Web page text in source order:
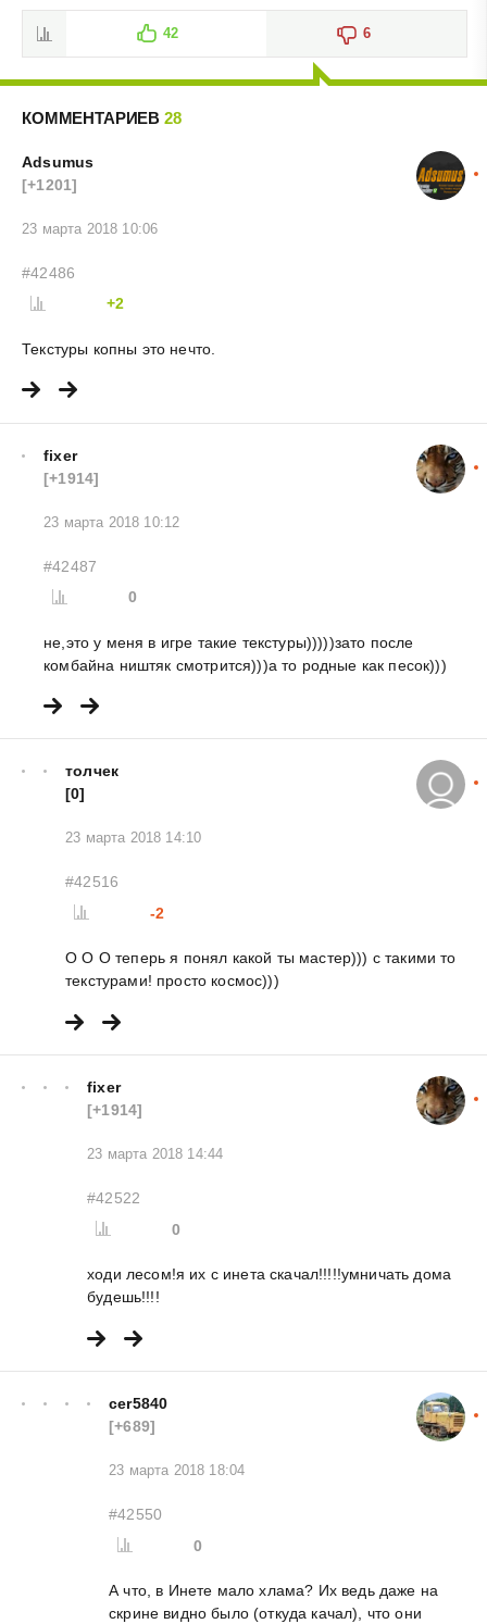
42 6
КОММЕНТАРИЕВ 28
Adsumus
[+1201]
23 марта 2018 10:06
#42486
+2
Текстуры копны это нечто.
fixer
[+1914]
23 марта 2018 10:12
#42487
0
не,это у меня в игре такие текстуры)))))зато после
комбайна ништяк смотрится)))а то родные как песок)))
толчек
[0]
23 марта 2018 14:10
#42516
-2
О О О теперь я понял какой ты мастер))) с такими то
текстурами! просто космос)))
fixer
[+1914]
23 марта 2018 14:44
#42522
0
ходи лесом!я их с инета скачал!!!!!умничать дома
будешь!!!!
cer5840
[+689]
23 марта 2018 18:04
#42550
0
А что, в Инете мало хлама? Их ведь даже на
скрине видно было (откуда качал), что они